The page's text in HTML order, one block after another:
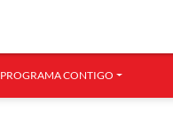
PROGRAMA CONTIGO